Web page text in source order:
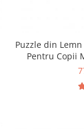
Puzzle din
Pentru Copii